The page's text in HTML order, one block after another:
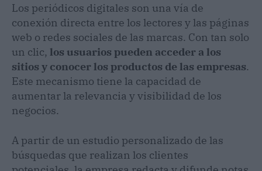
Los periódicos digitales son una vía de
conexión directa entre los lectores y las páginas
web o redes sociales de las marcas. Con tan solo
un clic, los usuarios pueden acceder a los
sitios y conocer los productos de las empresas.
Este mecanismo tiene la capacidad de
aumentar la relevancia y visibilidad de los
negocios.
A partir de un estudio personalizado de las
búsquedas que realizan los clientes